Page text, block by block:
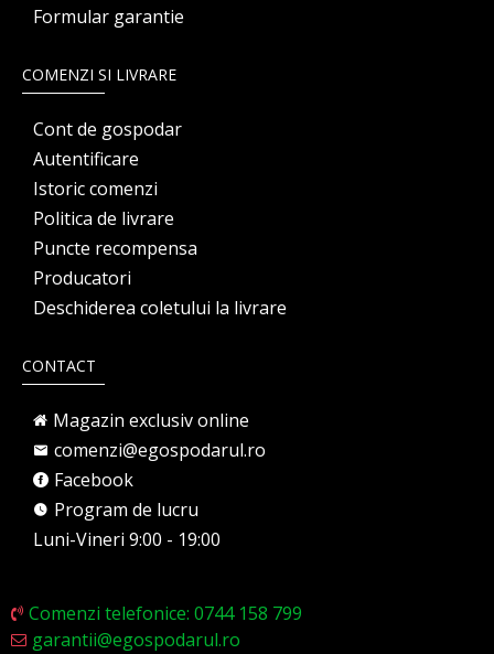
Formular garantie
COMENZI SI LIVRARE
Cont de gospodar
Autentificare
Istoric comenzi
Politica de livrare
Puncte recompensa
Producatori
Deschiderea coletului la livrare
CONTACT
Magazin exclusiv online
comenzi@egospodarul.ro
Facebook
Program de lucru
Luni-Vineri 9:00 - 19:00
Comenzi telefonice: 0744 158 799
garantii@egospodarul.ro